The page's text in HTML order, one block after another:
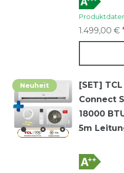
1.499,00 €
Neuheit
[SET]
Connect
18000
5m